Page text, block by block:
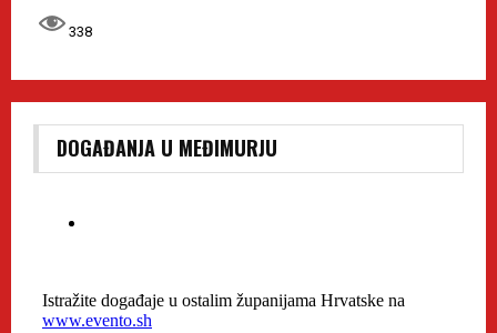
338
DOGAĐANJA U MEĐIMURJU